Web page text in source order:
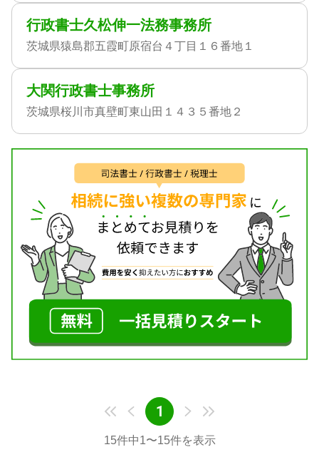
行政書士久松伸一法務事務所
茨城県猿島郡五霞町原宿台４丁目１６番地１
大関行政書士事務所
茨城県桜川市真壁町東山田１４３５番地２
1
15件中1〜15件を表示